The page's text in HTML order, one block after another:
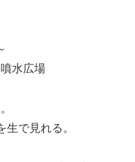
水広場
で見れる。